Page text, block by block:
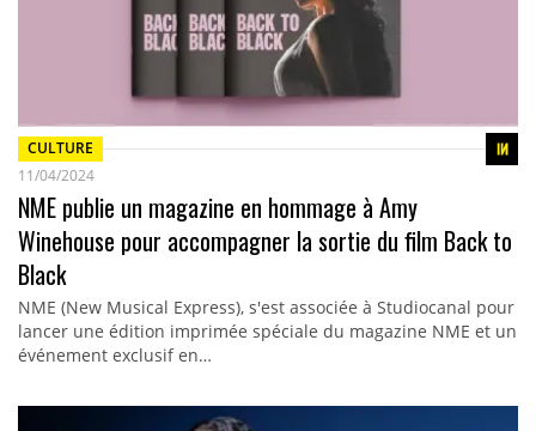
CULTURE
11/04/2024
NME publie un magazine en hommage à Amy
Winehouse pour accompagner la sortie du film Back to
Black
NME (New Musical Express), s'est associée à Studiocanal pour
lancer une édition imprimée spéciale du magazine NME et un
événement exclusif en…